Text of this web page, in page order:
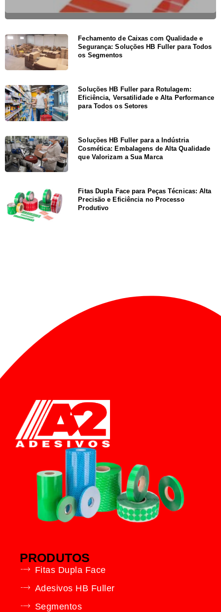
Fechamento de Caixas com Qualidade e
Segurança: Soluções HB Fuller para Todos
os Segmentos
Soluções HB Fuller para Rotulagem:
Eficiência, Versatilidade e Alta Performance
para Todos os Setores
Soluções HB Fuller para a Indústria
Cosmética: Embalagens de Alta Qualidade
que Valorizam a Sua Marca
Fitas Dupla Face para Peças Técnicas: Alta
Precisão e Eficiência no Processo
Produtivo
PRODUTOS
Fitas Dupla Face
Adesivos HB Fuller
Segmentos